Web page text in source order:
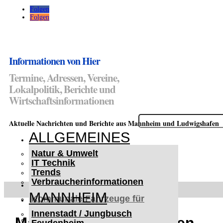
Folgen
Folgen
Informationen von Hier
Termine, Adressen, Vereine,
Lokalpolitik, Berichte und
Wirtschaftsinformationen
Suchen
nach:
Aktuelle Nachrichten und Berichte aus Mannheim und Ludwigshafen
ALLGEMEINES
Natur & Umwelt
IT Technik
Trends
Verbraucherinformationen
MANNHEIM
Innenstadt / Jungbusch
< UKRAINE >
Kommunale Fahrzeuge für
Czernowitz
Nutzfahrzeuge für Czernowitz